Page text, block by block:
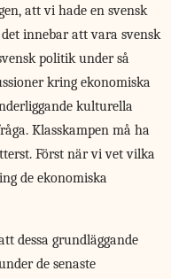
att vi hade en svensk
innebar att vara svensk
politik under så
kring ekonomiska
kulturella
Klasskampen må ha
Först när vi vet vilka
de ekonomiska
dessa grundläggande
de senaste